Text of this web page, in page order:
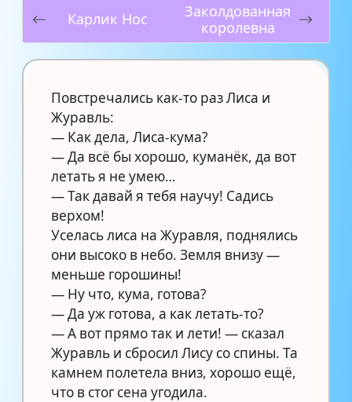
Карлик Нос
Заколдованная
королевна
Повстречались как-то раз Лиса и
Журавль:
— Как дела, Лиса-кума?
— Да всё бы хорошо, куманёк, да вот
летать я не умею…
— Так давай я тебя научу! Садись
верхом!
Уселась лиса на Журавля, поднялись
они высоко в небо. Земля внизу —
меньше горошины!
— Ну что, кума, готова?
— Да уж готова, а как летать-то?
— А вот прямо так и лети! — сказал
Журавль и сбросил Лису со спины. Та
камнем полетела вниз, хорошо ещё,
что в стог сена угодила.